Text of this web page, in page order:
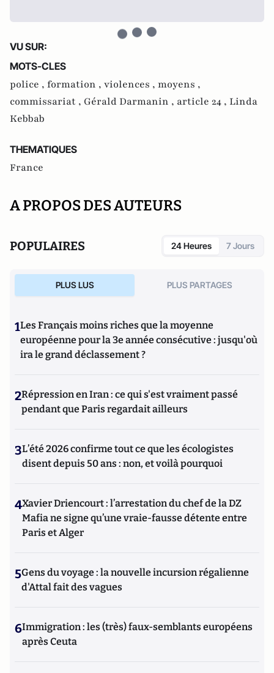
VU SUR:
MOTS-CLES
police , formation , violences , moyens ,
commissariat , Gérald Darmanin , article 24 , Linda
Kebbab
THEMATIQUES
France
A PROPOS DES AUTEURS
POPULAIRES 24 Heures 7 Jours
PLUS LUS PLUS PARTAGES
1Les Français moins riches que la moyenne
européenne pour la 3e année consécutive : jusqu'où
ira le grand déclassement ?
2Répression en Iran : ce qui s'est vraiment passé
pendant que Paris regardait ailleurs
3L’été 2026 confirme tout ce que les écologistes
disent depuis 50 ans : non, et voilà pourquoi
4Xavier Driencourt : l’arrestation du chef de la DZ
Mafia ne signe qu’une vraie-fausse détente entre
Paris et Alger
5Gens du voyage : la nouvelle incursion régalienne
d'Attal fait des vagues
6Immigration : les (très) faux-semblants européens
après Ceuta